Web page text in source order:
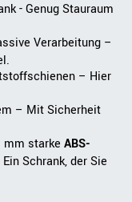
- Genug Stauraum
Verarbeitung –
– Hier
– Mit Sicherheit
mm starke ABS-
Schrank, der Sie